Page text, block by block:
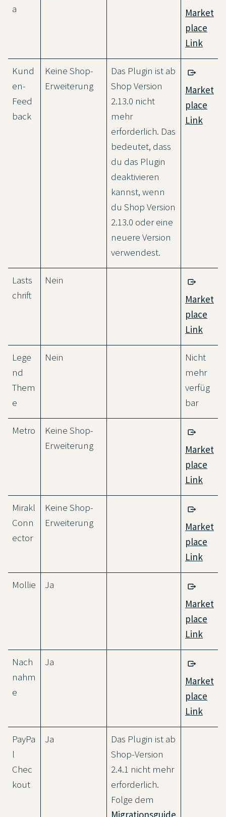
a
Market
place
Link
Kund
en-
Feed
back
Keine Shop-
Erweiterung
Das Plugin ist ab
Shop Version
2.13.0 nicht
mehr
erforderlich. Das
bedeutet, dass
du das Plugin
deaktivieren
kannst, wenn
du Shop Version
2.13.0 oder eine
neuere Version
verwendest.
Market
place
Link
Lasts
chrift
Nein
Market
place
Link
Lege
nd
Them
e
Nein
Nicht
mehr
verfüg
bar
Metro
Keine Shop-
Erweiterung
Market
place
Link
Mirakl
Conn
ector
Keine Shop-
Erweiterung
Market
place
Link
Mollie
Ja
Market
place
Link
Nach
nahm
e
Ja
Market
place
Link
PayPa
l
Chec
kout
Ja
Das Plugin ist ab
Shop-Version
2.4.1 nicht mehr
erforderlich.
Folge dem
Migrationsguide